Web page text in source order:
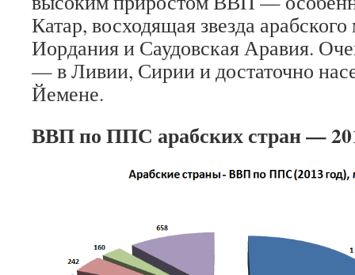
Катар, восходящая звезда
Иордания и Саудовская Аравия.
— в Ливии, Сирии и достаточно
Йемене.
ВВП по ППС арабских стран —